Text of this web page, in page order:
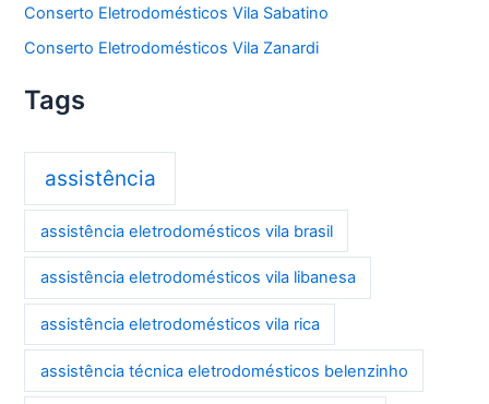
Conserto Eletrodomésticos Vila Sabatino
Conserto Eletrodomésticos Vila Zanardi
Tags
assistência
assistência eletrodomésticos vila brasil
assistência eletrodomésticos vila libanesa
assistência eletrodomésticos vila rica
assistência técnica eletrodomésticos belenzinho